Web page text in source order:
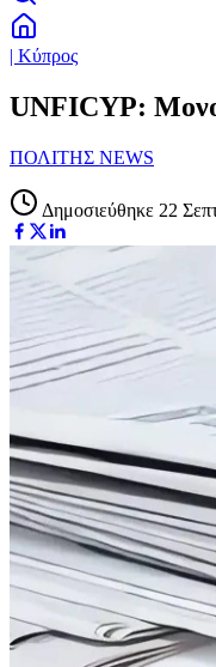
| Κύπρος
UNFICYP:
ΠΟΛΙΤΗΣ NEWS
Δημοσιεύθηκε 22